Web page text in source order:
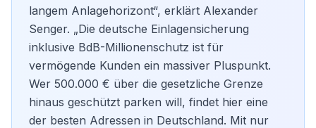
langem Anlagehorizont“, erklärt Alexander
Senger. „Die deutsche Einlagensicherung
inklusive BdB-Millionenschutz ist für
vermögende Kunden ein massiver Pluspunkt.
Wer 500.000 € über die gesetzliche Grenze
hinaus geschützt parken will, findet hier eine
der besten Adressen in Deutschland. Mit nur